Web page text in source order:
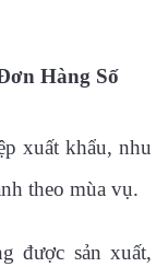
Hàng Số
xuất khẩu, nhu
theo mùa vụ.
được sản xuất,